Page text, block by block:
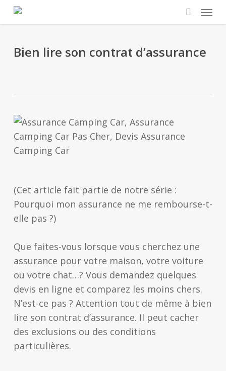
Skip
content
search
Menu
Bien lire son contrat d’assurance
(Cet article fait partie de notre série :
Pourquoi mon assurance ne me rembourse-t-
elle pas ?)
Que faites-vous lorsque vous cherchez une
assurance pour votre maison, votre voiture
ou votre chat…? Vous demandez quelques
devis en ligne et comparez les moins chers.
N’est-ce pas ? Attention tout de même à bien
lire son contrat d’assurance. Il peut cacher
des exclusions ou des conditions
particulières.